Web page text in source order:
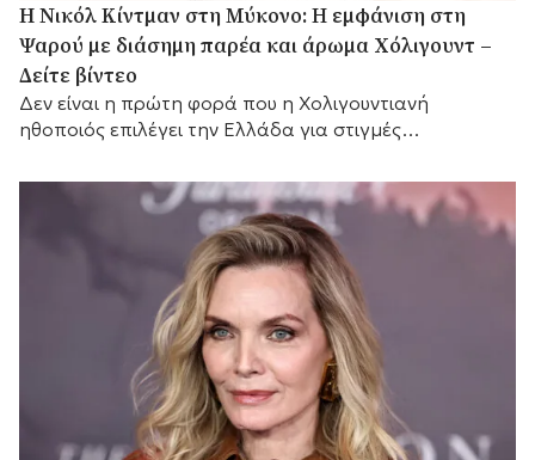
H Νικόλ Κίντμαν στη Μύκονο: Η εμφάνιση στη
Ψαρού με διάσημη παρέα και άρωμα Χόλιγουντ –
Δείτε βίντεο
Δεν είναι η πρώτη φορά που η Χολιγουντιανή
ηθοποιός επιλέγει την Ελλάδα για στιγμές